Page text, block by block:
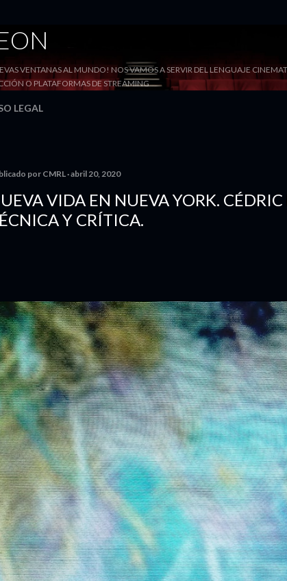
VENTANAS AL MUNDO! NOS VAMOS A SERVIR DEL LENGUAJE
O PLATAFORMAS DE STREAMING
LEGAL
por CMRL abril 20, 2020
VIDA EN NUEVA YORK.
Y CRÍTICA.